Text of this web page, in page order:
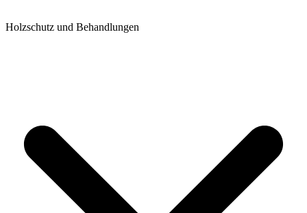
Holzschutz und Behandlungen